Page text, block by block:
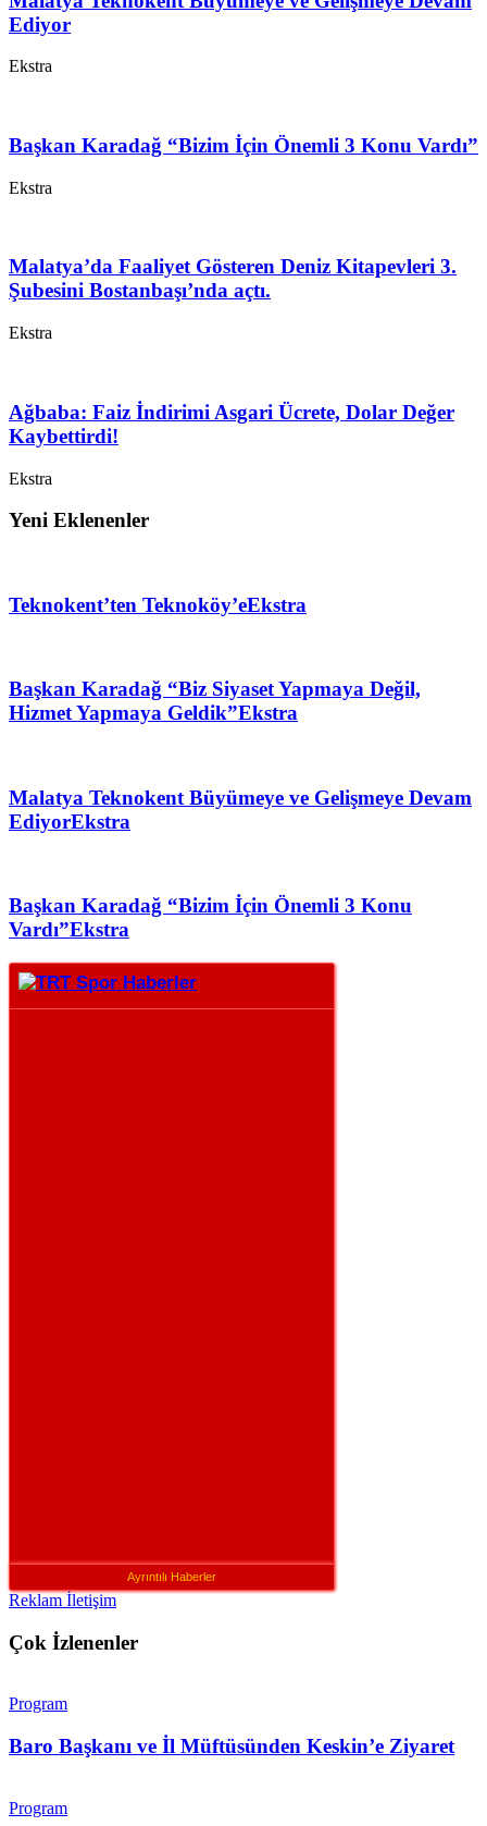
Ediyor
Ekstra
Başkan Karadağ “Bizim İçin Önemli 3 Konu Vardı”
Ekstra
Malatya’da Faaliyet Gösteren Deniz Kitapevleri 3.
Şubesini Bostanbaşı’nda açtı.
Ekstra
Ağbaba: Faiz İndirimi Asgari Ücrete, Dolar Değer
Kaybettirdi!
Ekstra
Yeni Eklenenler
Teknokent’ten Teknoköy’eEkstra
Başkan Karadağ “Biz Siyaset Yapmaya Değil,
Hizmet Yapmaya Geldik”Ekstra
Malatya Teknokent Büyümeye ve Gelişmeye Devam
EdiyorEkstra
Başkan Karadağ “Bizim İçin Önemli 3 Konu
Vardı”Ekstra
Ayrıntılı Haberler
Reklam İletişim
Çok İzlenenler
Program
Baro Başkanı ve İl Müftüsünden Keskin’e Ziyaret
Program